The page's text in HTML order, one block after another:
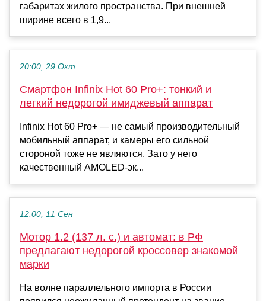
габаритах жилого пространства. При внешней
ширине всего в 1,9...
20:00, 29 Окт
Смартфон Infinix Hot 60 Pro+: тонкий и
легкий недорогой имиджевый аппарат
Infinix Hot 60 Pro+ — не самый производительный
мобильный аппарат, и камеры его сильной
стороной тоже не являются. Зато у него
качественный AMOLED-эк...
12:00, 11 Сен
Мотор 1.2 (137 л. с.) и автомат: в РФ
предлагают недорогой кроссовер знакомой
марки
На волне параллельного импорта в России